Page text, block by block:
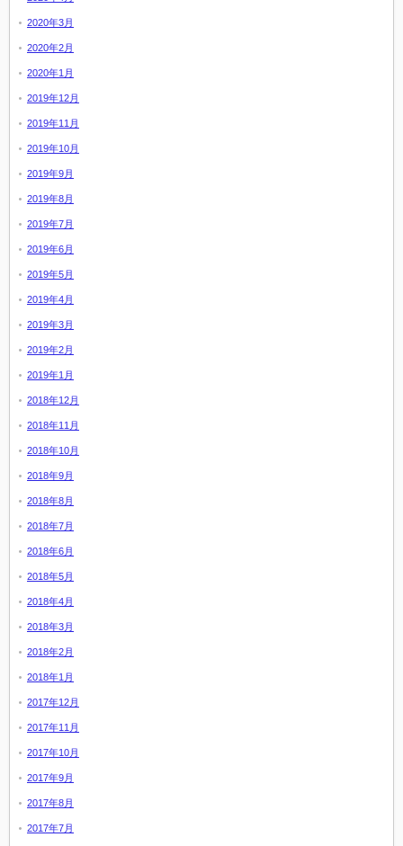
2020年3月
2020年2月
2020年1月
2019年12月
2019年11月
2019年10月
2019年9月
2019年8月
2019年7月
2019年6月
2019年5月
2019年4月
2019年3月
2019年2月
2019年1月
2018年12月
2018年11月
2018年10月
2018年9月
2018年8月
2018年7月
2018年6月
2018年5月
2018年4月
2018年3月
2018年2月
2018年1月
2017年12月
2017年11月
2017年10月
2017年9月
2017年8月
2017年7月